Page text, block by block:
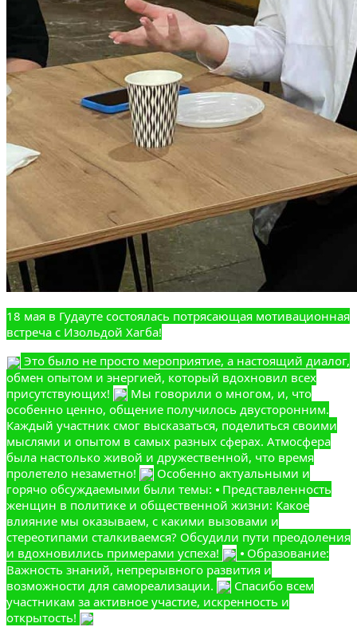
18 мая в Гудауте состоялась потрясающая мотивационная
встреча с Изольдой Хагба!
Это было не просто мероприятие, а настоящий диалог,
обмен опытом и энергией, который вдохновил всех
присутствующих!
Мы говорили о многом, и, что
особенно ценно, общение получилось двусторонним.
Каждый участник смог высказаться, поделиться своими
мыслями и опытом в самых разных сферах. Атмосфера
была настолько живой и дружественной, что время
пролетело незаметно!
Особенно актуальными и
горячо обсуждаемыми были темы: ⦁ Представленность
женщин в политике и общественной жизни: Какое
влияние мы оказываем, с какими вызовами и
стереотипами сталкиваемся? Обсудили пути преодоления
и вдохновились примерами успеха!
⦁ Образование:
Важность знаний, непрерывного развития и
возможности для самореализации.
Спасибо всем
участникам за активное участие, искренность и
открытость!